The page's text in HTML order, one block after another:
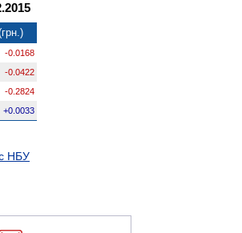
-0.0168
-0.0422
-0.2824
+0.0033
НБУ